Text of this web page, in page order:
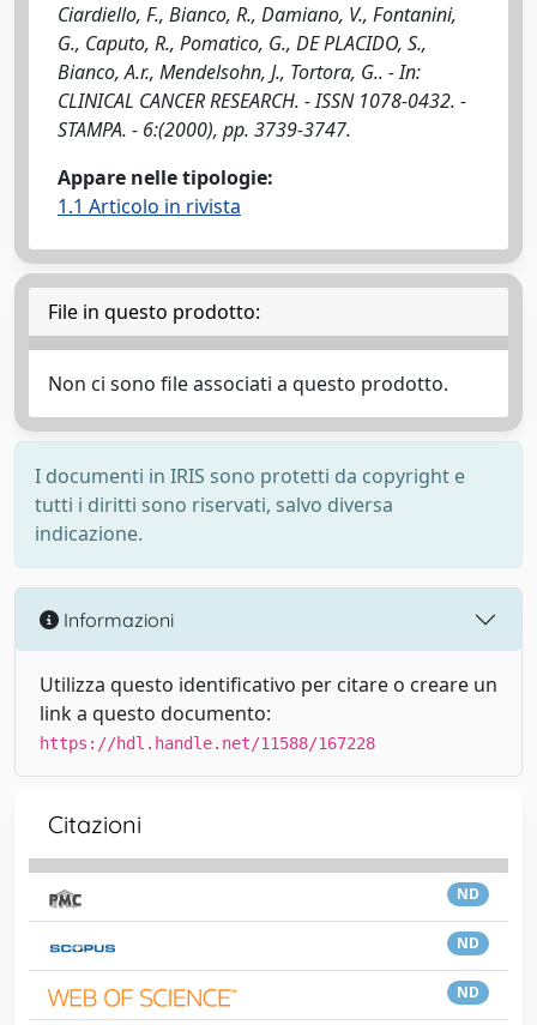
Ciardiello, F., Bianco, R., Damiano, V., Fontanini,
G., Caputo, R., Pomatico, G., DE PLACIDO, S.,
Bianco, A.r., Mendelsohn, J., Tortora, G.. - In:
CLINICAL CANCER RESEARCH. - ISSN 1078-0432. -
STAMPA. - 6:(2000), pp. 3739-3747.
Appare nelle tipologie:
1.1 Articolo in rivista
File in questo prodotto:
Non ci sono file associati a questo prodotto.
I documenti in IRIS sono protetti da copyright e
tutti i diritti sono riservati, salvo diversa
indicazione.
Informazioni
Utilizza questo identificativo per citare o creare un
link a questo documento:
https://hdl.handle.net/11588/167228
Citazioni
ND
ND
ND